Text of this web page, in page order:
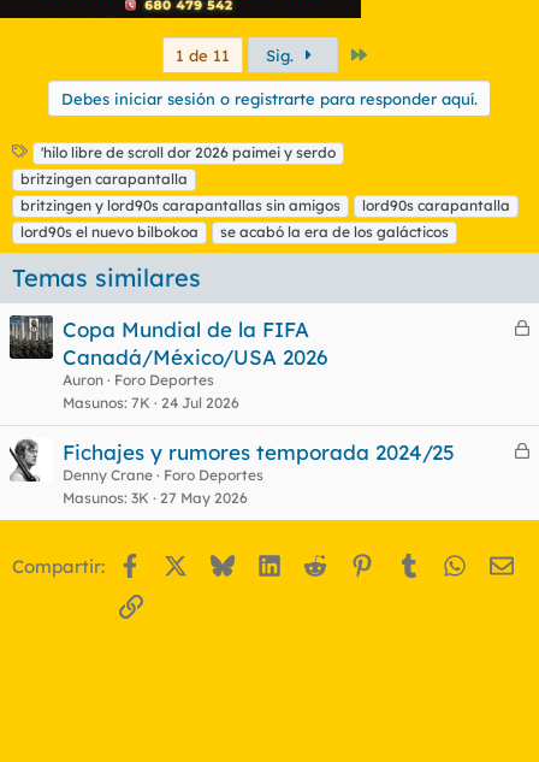
1 de 11 Sig.
Debes iniciar sesión o registrarte para responder aquí.
E
t
i
q
u
e
t
a
s
'hilo libre de scroll dor 2026 paimei y serdo
britzingen carapantalla
britzingen y lord90s carapantallas sin amigos
lord90s carapantalla
lord90s el nuevo bilbokoa
se acabó la era de los galácticos
Temas similares
C
a
d
Copa Mundial de la FIFA
Canadá/México/USA 2026
Auron
Foro Deportes
Masunos 7K 24 Jul 2026
C
r
Fichajes y rumores temporada 2024/25
Denny Crane
Foro Deportes
Masunos 3K 27 May 2026
Compartir: Facebook BlueskyLinkedIn
Reddit Pinterest
Tumblr
Enlace